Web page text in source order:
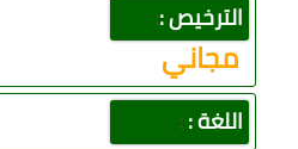
الترخيص ::
مجاني
اللغة ::